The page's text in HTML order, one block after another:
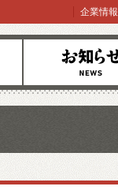
お知らせ
企業情報